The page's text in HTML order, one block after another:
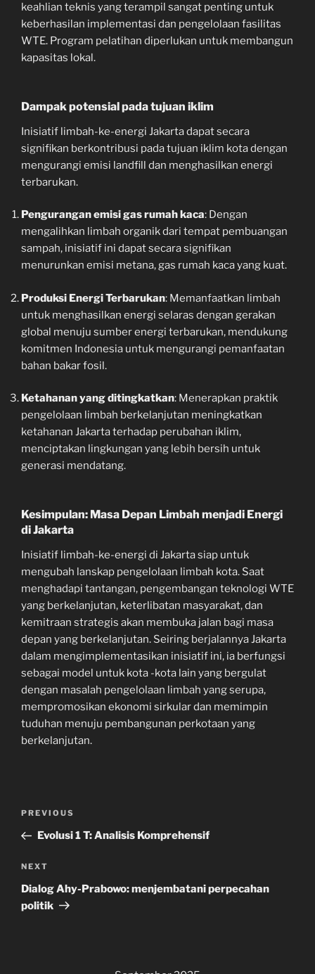
keahlian teknis yang terampil sangat penting untuk
keberhasilan implementasi dan pengelolaan fasilitas
WTE. Program pelatihan diperlukan untuk membangun
kapasitas lokal.
Dampak potensial pada tujuan iklim
Inisiatif limbah-ke-energi Jakarta dapat secara
signifikan berkontribusi pada tujuan iklim kota dengan
mengurangi emisi landfill dan menghasilkan energi
terbarukan.
Pengurangan emisi gas rumah kaca: Dengan
mengalihkan limbah organik dari tempat pembuangan
sampah, inisiatif ini dapat secara signifikan
menurunkan emisi metana, gas rumah kaca yang kuat.
Produksi Energi Terbarukan: Memanfaatkan limbah
untuk menghasilkan energi selaras dengan gerakan
global menuju sumber energi terbarukan, mendukung
komitmen Indonesia untuk mengurangi pemanfaatan
bahan bakar fosil.
Ketahanan yang ditingkatkan: Menerapkan praktik
pengelolaan limbah berkelanjutan meningkatkan
ketahanan Jakarta terhadap perubahan iklim,
menciptakan lingkungan yang lebih bersih untuk
generasi mendatang.
Kesimpulan: Masa Depan Limbah menjadi Energi
di Jakarta
Inisiatif limbah-ke-energi di Jakarta siap untuk
mengubah lanskap pengelolaan limbah kota. Saat
menghadapi tantangan, pengembangan teknologi WTE
yang berkelanjutan, keterlibatan masyarakat, dan
kemitraan strategis akan membuka jalan bagi masa
depan yang berkelanjutan. Seiring berjalannya Jakarta
dalam mengimplementasikan inisiatif ini, ia berfungsi
sebagai model untuk kota -kota lain yang bergulat
dengan masalah pengelolaan limbah yang serupa,
mempromosikan ekonomi sirkular dan memimpin
tuduhan menuju pembangunan perkotaan yang
berkelanjutan.
Navigasi
Previous
Post
PREVIOUS
Evolusi 1 T: Analisis Komprehensif
Next
Post
NEXT
Dialog Ahy-Prabowo: menjembatani perpecahan
politik